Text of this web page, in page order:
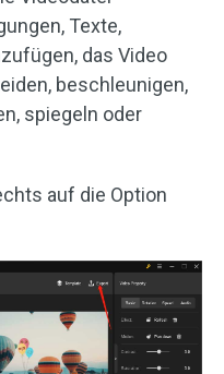
Texte,
das Video
beschleunigen,
spiegeln oder
auf die Option